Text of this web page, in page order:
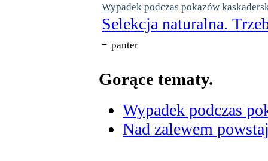
Wypadek podczas pokazów
Selekcja naturalna.
- panter
Gorące tematy.
Wypadek podczas
Nad zalewem